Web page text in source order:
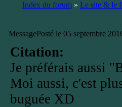
Index du forum» Le site & le
MessagePosté le 05 septembre
Citation:
Je préférais aussi
Moi aussi, c'est
buguée XD